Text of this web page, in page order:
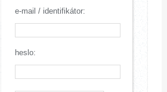
e-mail / identifikátor:
heslo: